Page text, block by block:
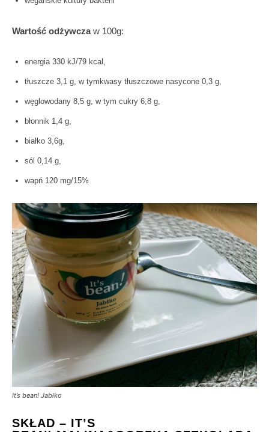
Wartość odżywczaw 100g:
energia 330 kJ/79 kcal,
tłuszcze 3,1 g, w tymkwasy tłuszczowe nasycone 0,3 g,
węglowodany 8,5 g, w tym cukry 6,8 g,
błonnik 1,4 g,
białko 3,6g,
sól 0,14 g,
wapń 120 mg/15%
It’s bean! Jabłko
SKŁAD – IT’S